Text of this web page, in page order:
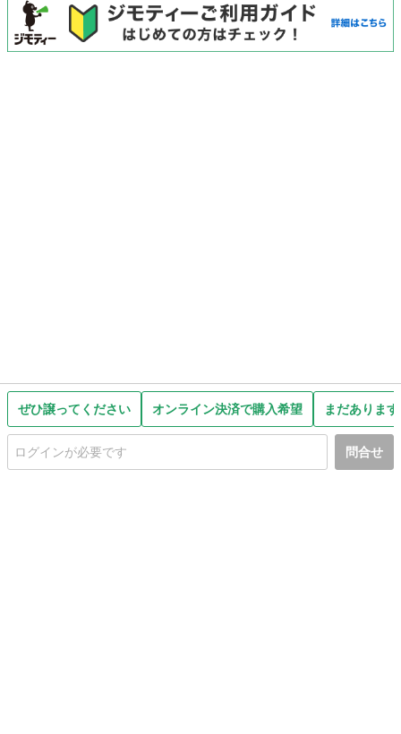
ぜひ譲ってください オンライン決済で購入希望 まだありま
問合せ